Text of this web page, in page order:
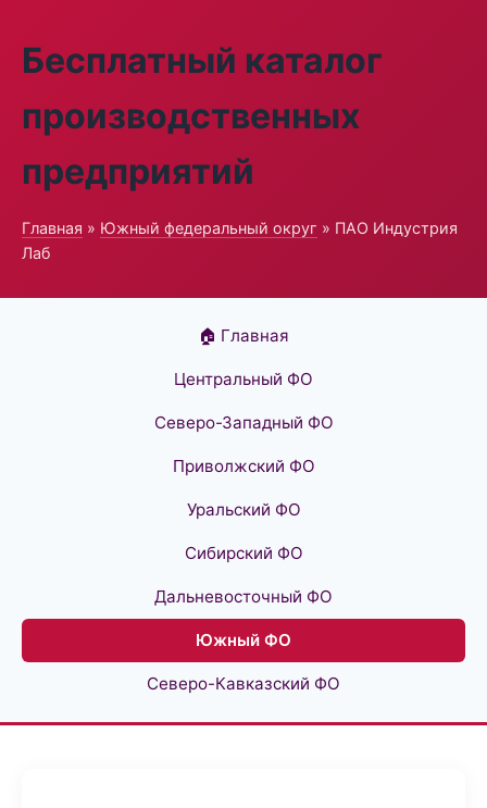
Бесплатный каталог
производственных
предприятий
Главная » Южный федеральный округ » ПАО Индустрия
Лаб
🏠 Главная
Центральный ФО
Северо-Западный ФО
Приволжский ФО
Уральский ФО
Сибирский ФО
Дальневосточный ФО
Южный ФО
Северо-Кавказский ФО